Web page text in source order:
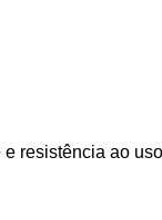
resistência ao